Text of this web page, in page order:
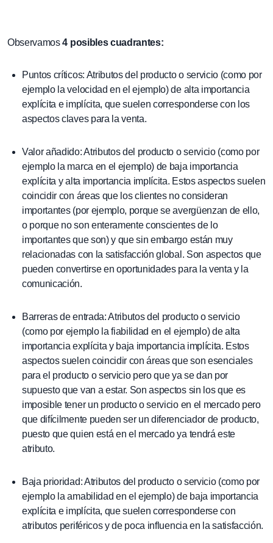
Observamos4 posibles cuadrantes:
Puntos críticos: Atributos del producto o servicio (como por
ejemplo la velocidad en el ejemplo) de alta importancia
explícita e implícita, que suelen corresponderse con los
aspectos claves para la venta.
Valor añadido: Atributos del producto o servicio (como por
ejemplo la marca en el ejemplo) de baja importancia
explícita y alta importancia implícita. Estos aspectos suelen
coincidir con áreas que los clientes no consideran
importantes (por ejemplo, porque se avergüenzan de ello,
o porque no son enteramente conscientes de lo
importantes que son) y que sin embargo están muy
relacionadas con la satisfacción global. Son aspectos que
pueden convertirse en oportunidades para la venta y la
comunicación.
Barreras de entrada: Atributos del producto o servicio
(como por ejemplo la fiabilidad en el ejemplo) de alta
importancia explícita y baja importancia implícita. Estos
aspectos suelen coincidir con áreas que son esenciales
para el producto o servicio pero que ya se dan por
supuesto que van a estar. Son aspectos sin los que es
imposible tener un producto o servicio en el mercado pero
que difícilmente pueden ser un diferenciador de producto,
puesto que quien está en el mercado ya tendrá este
atributo.
Baja prioridad: Atributos del producto o servicio (como por
ejemplo la amabilidad en el ejemplo) de baja importancia
explícita e implícita, que suelen corresponderse con
atributos periféricos y de poca influencia en la satisfacción.